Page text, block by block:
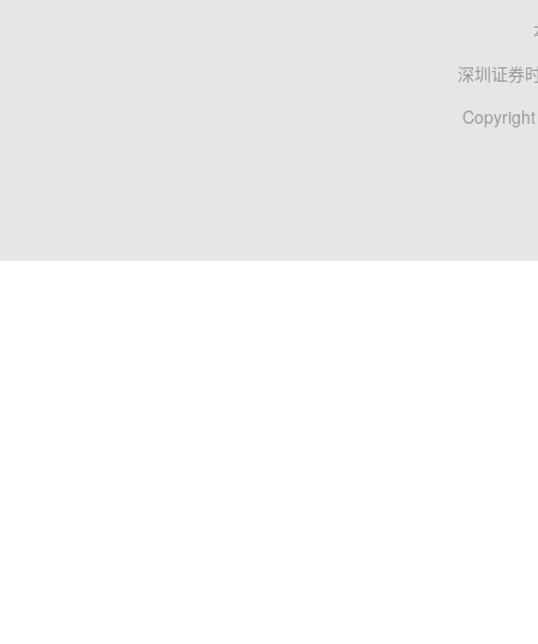
深圳证券